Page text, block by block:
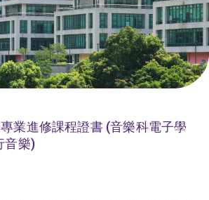
業進修課程證書 (音樂科電子學
音樂)